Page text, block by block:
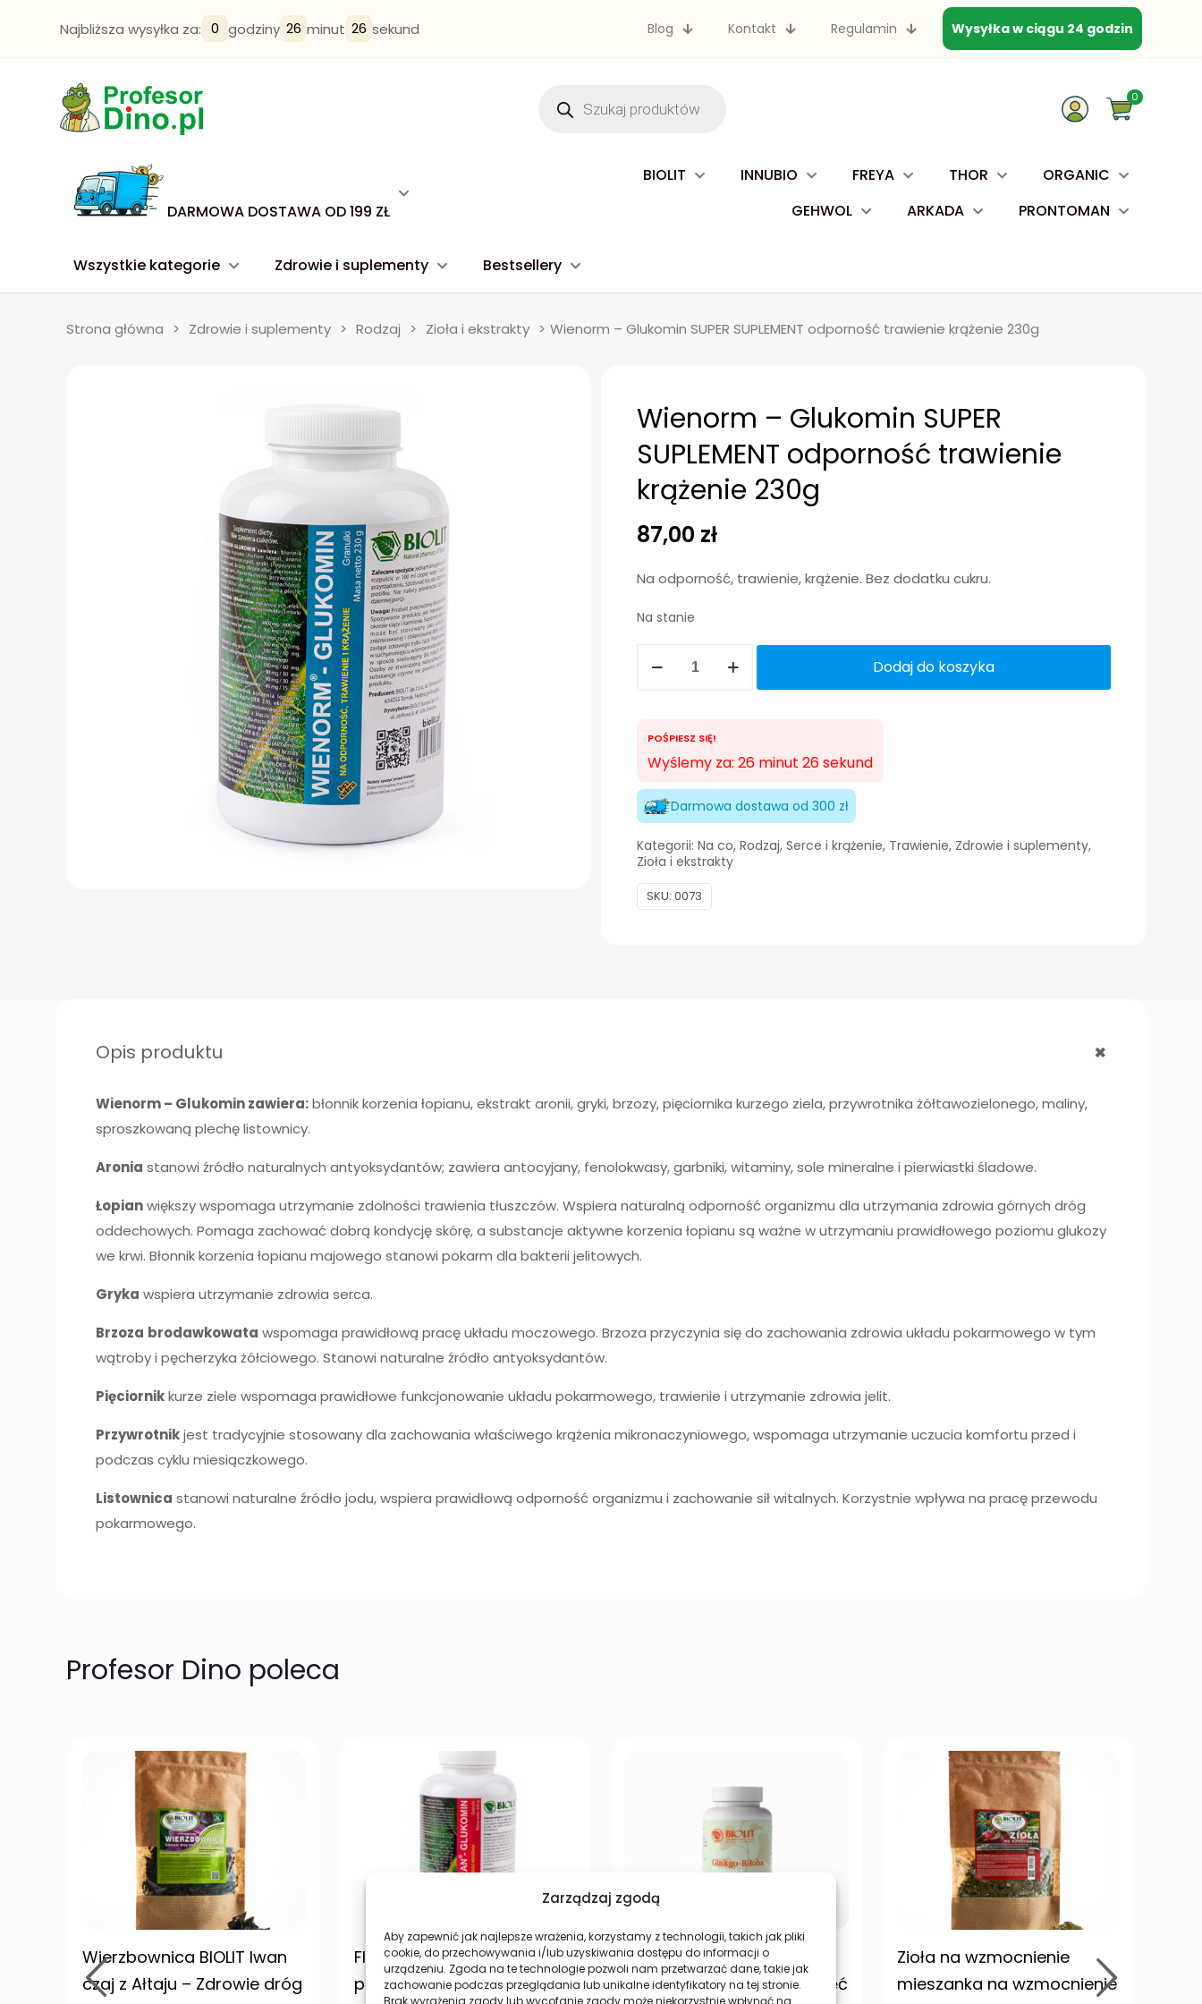
Zarządzaj zgodą
Aby zapewnić jak najlepsze wrażenia, korzystamy z technologii, takich jak pliki
cookie, do przechowywania i/lub uzyskiwania dostępu do informacji o
urządzeniu. Zgoda na te technologie pozwoli nam przetwarzać dane, takie jak
zachowanie podczas przeglądania lub unikalne identyfikatory na tej stronie.
Brak wyrażenia zgody lub wycofanie zgody może niekorzystnie wpłynąć na
Najbliższa wysyłka za: 0 godziny 26 minut 25 sekund Blog Kontakt Regulamin Wysyłka w ciągu 24 godzin
produktów 0
DARMOWA DOSTAWA OD 199 ZŁ
BIOLIT INNUBIO FREYA THOR
ORGANIC
GEHWOL
ARKADA PRONTOMAN
Wszystkie kategorie Zdrowie i suplementy Bestsellery
Strona główna > Zdrowie i suplementy > Rodzaj > Zioła i ekstrakty > Wienorm – Glukomin SUPER SUPLEMENT odporność trawienie krążenie 230g
Wienorm – Glukomin SUPER
SUPLEMENT odporność trawienie
krążenie 230g
87,00 zł
Na odporność, trawienie, krążenie. Bez dodatku cukru.
Na stanie
Glukomin
SUPER
odporność
krążenie
230g
Dodaj do koszyka
POŚPIESZ SIĘ!
Wyślemy za: 26 minut 25 sekund
Darmowa dostawa od 300 zł
Kategorii: Na co, Rodzaj, Serce i krążenie, Trawienie, Zdrowie i suplementy,
Zioła i ekstrakty
SKU: 0073
Opis produktu +
Wienorm – Glukomin zawiera:błonnik korzenia łopianu, ekstrakt aronii, gryki, brzozy, pięciornika kurzego ziela, przywrotnika żółtawozielonego, maliny,
sproszkowaną plechę listownicy.
Aronia stanowi źródło naturalnych antyoksydantów; zawiera antocyjany, fenolokwasy, garbniki, witaminy, sole mineralne i pierwiastki śladowe.
Łopianwiększy wspomaga utrzymanie zdolności trawienia tłuszczów. Wspiera naturalną odporność organizmu dla utrzymania zdrowia górnych dróg
oddechowych. Pomaga zachować dobrą kondycję skórę, a substancje aktywne korzenia łopianu są ważne w utrzymaniu prawidłowego poziomu glukozy
we krwi. Błonnik korzenia łopianu majowego stanowi pokarm dla bakterii jelitowych.
Gryka wspiera utrzymanie zdrowia serca.
Brzoza brodawkowata wspomaga prawidłową pracę układu moczowego. Brzoza przyczynia się do zachowania zdrowia układu pokarmowego w tym
wątroby i pęcherzyka żółciowego. Stanowi naturalne źródło antyoksydantów.
Pięciornikkurze ziele wspomaga prawidłowe funkcjonowanie układu pokarmowego, trawienie i utrzymanie zdrowia jelit.
Przywrotnikjest tradycyjnie stosowany dla zachowania właściwego krążenia mikronaczyniowego, wspomaga utrzymanie uczucia komfortu przed i
podczas cyklu miesiączkowego.
Listownica stanowi naturalne źródło jodu, wspiera prawidłową odporność organizmu i zachowanie sił witalnych. Korzystnie wpływa na pracę przewodu
pokarmowego.
Profesor Dino poleca
Wierzbownica BIOLIT Iwan
czaj z Ałtaju – Zdrowie dróg
Flawigran – Glukomin dla
prawidłowego widzenia
Ginkgo Biloba 60 kapsułek
Miłorząb Japoński – Pamięć
Zioła na wzmocnienie
mieszanka na wzmocnienie